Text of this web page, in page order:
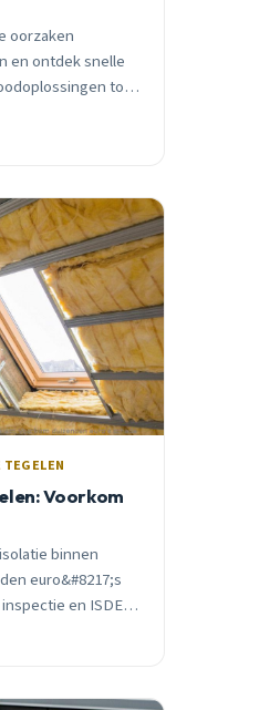
oorzaken
en ontdek snelle
tot
Voorkom
binnen
euro&#8217;s
en ISDE-